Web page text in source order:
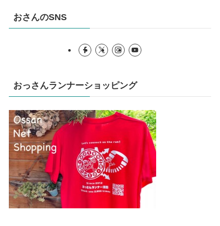
おさんのSNS
おっさんランナーショッピング